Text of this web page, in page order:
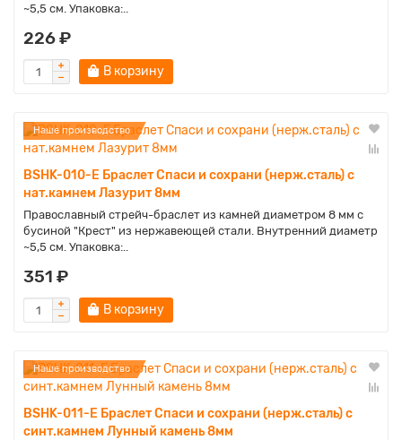
~5,5 см. Упаковка:..
226 ₽
В корзину
Наше производство
BSHK-010-E Браслет Спаси и сохрани (нерж.сталь) с
нат.камнем Лазурит 8мм
Православный стрейч-браслет из камней диаметром 8 мм с
бусиной "Крест" из нержавеющей стали. Внутренний диаметр
~5,5 см. Упаковка:..
351 ₽
В корзину
Наше производство
BSHK-011-E Браслет Спаси и сохрани (нерж.сталь) с
синт.камнем Лунный камень 8мм